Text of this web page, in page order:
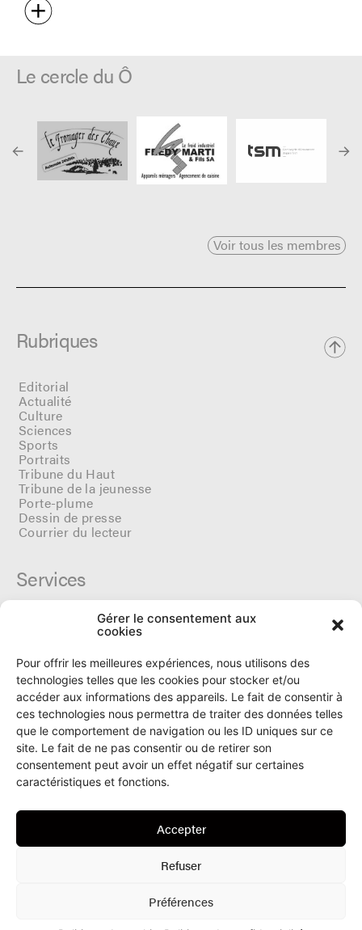
Gérer le consentement aux
cookies
Pour offrir les meilleures expériences, nous utilisons des
technologies telles que les cookies pour stocker et/ou
accéder aux informations des appareils. Le fait de consentir à
ces technologies nous permettra de traiter des données telles
que le comportement de navigation ou les ID uniques sur ce
site. Le fait de ne pas consentir ou de retirer son
consentement peut avoir un effet négatif sur certaines
caractéristiques et fonctions.
Accepter
Refuser
Préférences
Le cercle du Ô
Voir tous les membres
Rubriques
Editorial
Actualité
Culture
Sciences
Sports
Portraits
Tribune du Haut
Tribune de la jeunesse
Porte-plume
Dessin de presse
Courrier du lecteur
Services
Archives
Tarifs et dates de parutions
Politique de cookies
Politique de confidentialité
Le Ô
2300 La Chaux-de-Fonds
info@le-O.ch
© Le Ô 2022